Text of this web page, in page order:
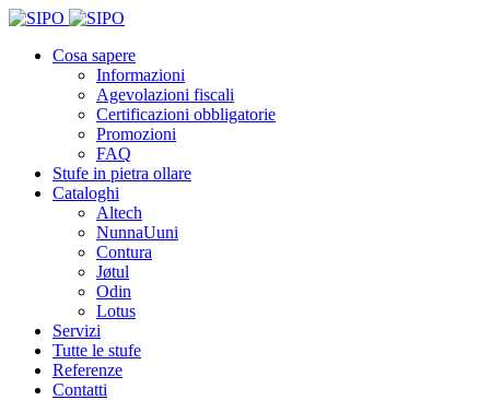
Cosa sapere
Informazioni
Agevolazioni fiscali
Certificazioni obbligatorie
Promozioni
FAQ
Stufe in pietra ollare
Cataloghi
Altech
NunnaUuni
Contura
Jøtul
Odin
Lotus
Servizi
Tutte le stufe
Referenze
Contatti